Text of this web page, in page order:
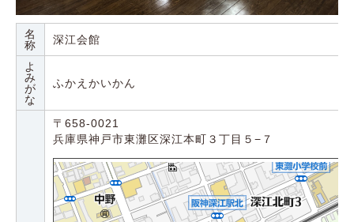
名
称
深江会館
よ
み
が
な
ふかえかいかん
〒658-0021
兵庫県神戸市東灘区深江本町３丁目５−７